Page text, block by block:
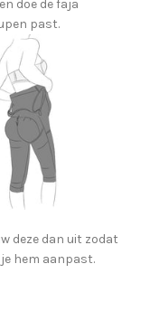
doe de faja
past.
deze dan uit zodat
hem aanpast.